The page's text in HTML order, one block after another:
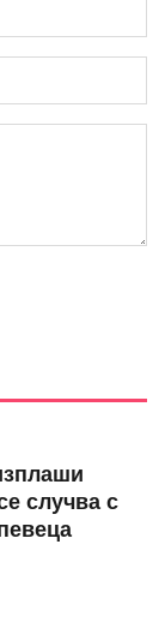
случва с